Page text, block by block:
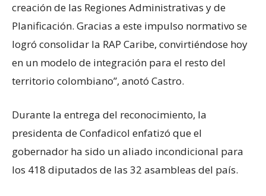
creación de las Regiones Administrativas y de
Planificación. Gracias a este impulso normativo se
logró consolidar la RAP Caribe, convirtiéndose hoy
en un modelo de integración para el resto del
territorio colombiano”, anotó Castro.
Durante la entrega del reconocimiento, la
presidenta de Confadicol enfatizó que el
gobernador ha sido un aliado incondicional para
los 418 diputados de las 32 asambleas del país.